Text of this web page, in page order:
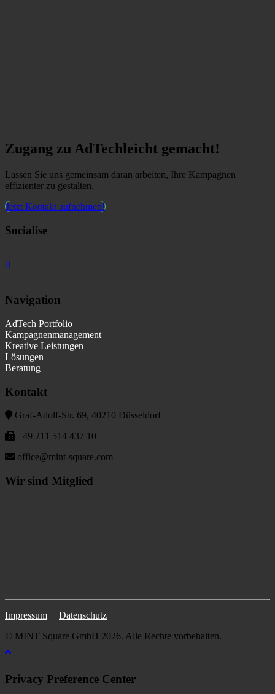
Zugang zu AdTechleicht gemacht!
Lassen Sie uns gemeinsam daran arbeiten, Ihre Kampagnen
effizienter zu gestalten.
Jetzt Kontakt aufnehmen!
Socialise
Navigation
AdTech Portfolio
Kampagnenmanagement
Kreative Leistungen
Lösungen
Beratung
Kontakt
Graf-Adolf-Str. 69, 40210 Düsseldorf
+49 211 514 437 10
office@mint-square.com
Wir sind Mitglied
Impressum | Datenschutz
© MINT Square GmbH 2026. Alle Rechte vorbehalten.
Privacy Preference Center